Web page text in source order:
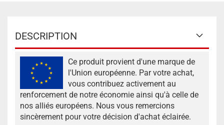
DESCRIPTION
Ce produit provient d'une marque de
l'Union européenne. Par votre achat,
vous contribuez activement au
renforcement de notre économie ainsi qu'à celle de
nos alliés européens. Nous vous remercions
sincèrement pour votre décision d'achat éclairée.